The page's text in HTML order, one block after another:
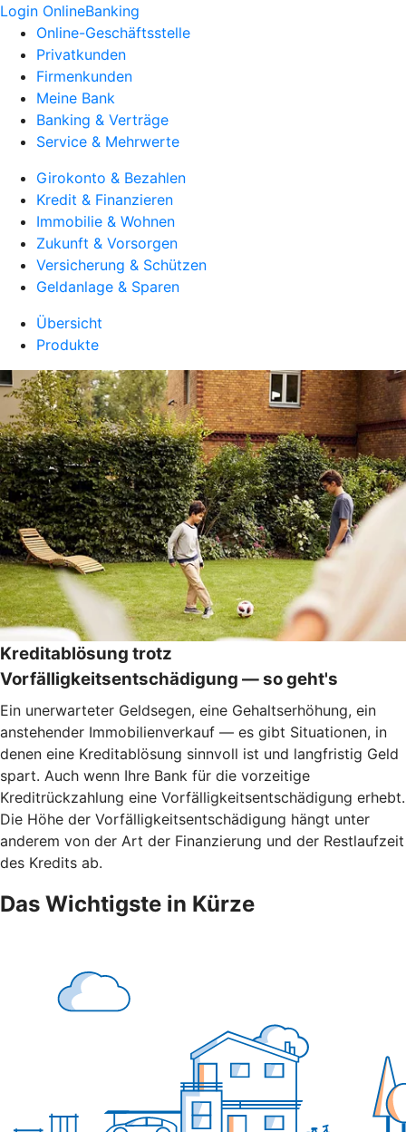
Login OnlineBanking
Online-Geschäftsstelle
Privatkunden
Firmenkunden
Meine Bank
Banking & Verträge
Service & Mehrwerte
Girokonto & Bezahlen
Kredit & Finanzieren
Immobilie & Wohnen
Zukunft & Vorsorgen
Versicherung & Schützen
Geldanlage & Sparen
Übersicht
Produkte
Kreditablösung trotz
Vorfälligkeitsentschädigung — so geht's
Ein unerwarteter Geldsegen, eine Gehaltserhöhung, ein
anstehender Immobilienverkauf — es gibt Situationen, in
denen eine Kreditablösung sinnvoll ist und langfristig Geld
spart. Auch wenn Ihre Bank für die vorzeitige
Kreditrückzahlung eine Vorfälligkeitsentschädigung erhebt.
Die Höhe der Vorfälligkeitsentschädigung hängt unter
anderem von der Art der Finanzierung und der Restlaufzeit
des Kredits ab.
Das Wichtigste in Kürze